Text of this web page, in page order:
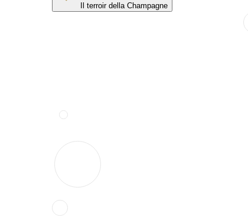
Il terroir della Champagne